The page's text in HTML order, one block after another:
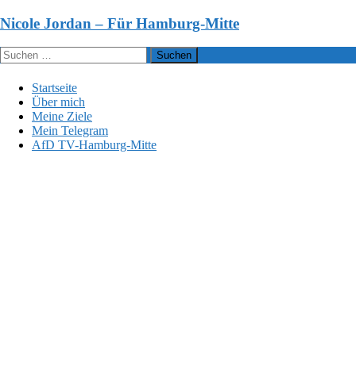
Zum
springen
Nicole Jordan – Für Hamburg-Mitte
Suchen
nach:
Startseite
Über mich
Meine Ziele
Mein Telegram
AfD TV-Hamburg-Mitte